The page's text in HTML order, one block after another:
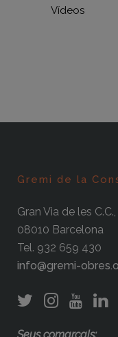
Vídeos
Gremi de la
Gran Via de les
08010 Barcelona
Tel. 932 659 430
info@gremi-